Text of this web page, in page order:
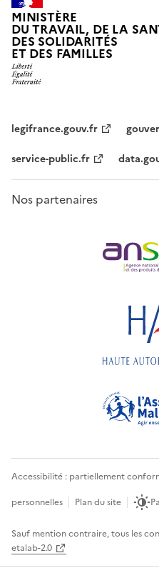
MINISTÈRE
DU TRAVAIL, DE LA
DES SOLIDARITÉS
ET DES FAMILLES
legifrance.gouv.fr
service-public.fr
Nos partenaires
Accessibilité : partiellement
personnelles
Plan du site
Sauf mention contraire, tous les
etalab-2.0